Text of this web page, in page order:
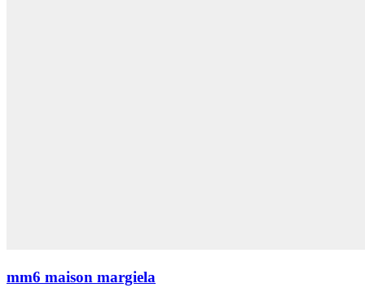
mm6 maison margiela